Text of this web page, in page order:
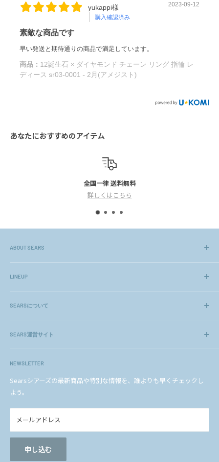
載がない限り最短での出荷となります。
品もございます。
何卒、ご理解の程宜しくお願い致します。
※長期休暇明けは混雑が予想され、通常より2～3日
程、余分にお時間を頂いております。その為、お届け
期間中、お客様には大変ご迷惑をおかけいたします
が、何卒ご理解頂けますよう、宜しくお願い申し上げ
yukappi様
購入確認済み
2023-09-12
素敵な商品です
早い発送と期待通りの商品で満足しています。
商品： 12誕生石 × ダイヤモンド チェーン リング 指輪 レ
ディース sr03-0001 - 2月(アメジスト)
あなたにおすすめのアイテム
全国一律 送料無料
詳しくはこちら
ABOUT SEARS
長年のノウハウや、お客様より頂く貴重なご意見をもとに、初め
てのネットショッピングでも安心してご利用頂ける様、高いクオ
号 12307）です。
LINEUP
ジュエリー
ネックレスチェーン
ギフトセット
others
ヘルプ＆ガイド
シアーズについて
お問い合わせ
SEARSについて
会社概要
企業理念
法人のお客様
メディアの方へ
プライバシーポリシー
特定商取引法に基づく表記
SEARS運営サイト
amazon店
楽天店
YAHOO!ショッピング店
au PAY マーケット店
Qoo10店
LARA Christie公式サイト
NEWSLETTER
Searsシアーズの最新商品や特別な情報を、誰よりも早くチェックし
よう。
メールアドレス
申し込む